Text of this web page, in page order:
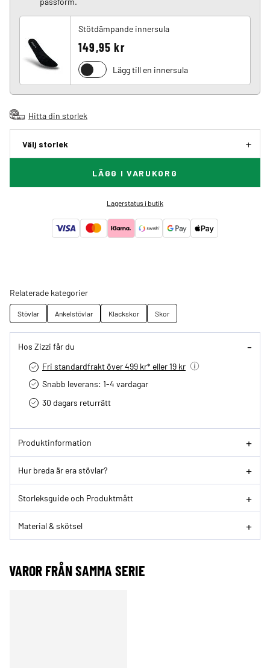
Stötdämpande innersula
149,95 kr
Lägg till en innersula
Hitta din storlek
Välj storlek
LÄGG I VARUKORG
Lagerstatus i butik
Relaterade kategorier
Stövlar Ankelstövlar Klackskor Skor
Hos Zizzi får du
Fri standardfrakt över 499 kr* eller 19 kr
Snabb leverans: 1-4 vardagar
30 dagars returrätt­
Produktinformation
Hur breda är era stövlar?
Storleksguide och Produktmått
Material & skötsel
VAROR FRÅN SAMMA SERIE